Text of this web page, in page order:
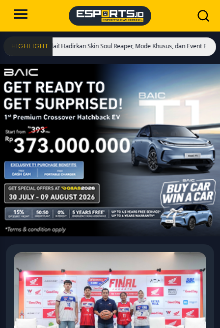
HIGHLIGHT
Dimulai! Hadirkan Skin Soul Reaper, Mode Khusus, dan Event Eksklusif!